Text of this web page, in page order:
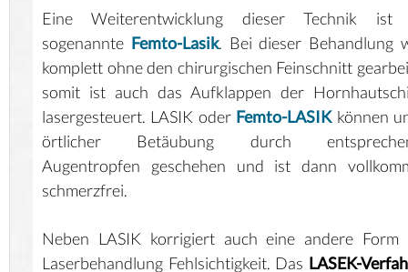
Eine Weiterentwicklung dieser Technik ist
sogenannte Femto-Lasik. Bei dieser Behandlung
komplett ohne den chirurgischen Feinschnitt
somit ist auch das Aufklappen der
lasergesteuert. LASIK oder Femto-LASIKkönnen
örtlicher Betäubung durch
Augentropfen geschehen und ist dann
schmerzfrei.
Neben LASIK korrigiert auch eine andere Form
Laserbehandlung Fehlsichtigkeit. Das LASEK-